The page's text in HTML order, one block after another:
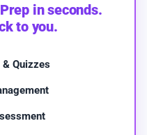
in seconds.
to you.
Quizzes